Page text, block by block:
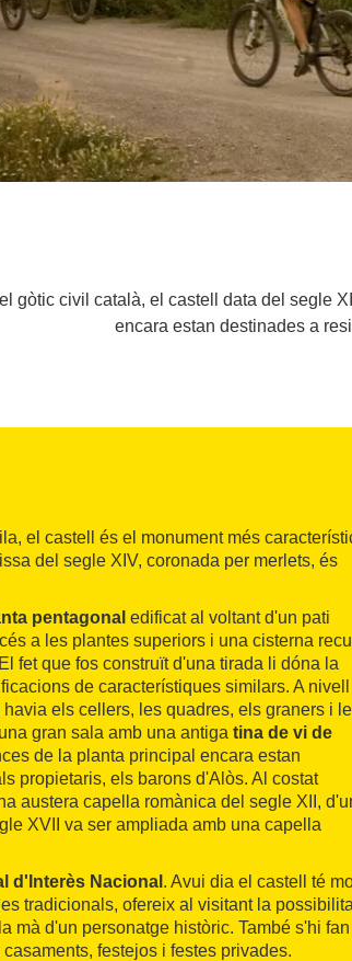
gòtic civil català, el castell data del segle
encara estan destinades a
el castell és el monument més
del segle XIV, coronada per merlets, és
pentagonal edificat al voltant d'un pati
a les plantes superiors i una cisterna recull
fet que fos construït d'una tirada li dóna la
de característiques similars. A nivell
els cellers, les quadres, els graners i
gran sala amb una antiga tina de vi de
de la planta principal encara estan
propietaris, els barons d'Alòs. Al costat
austera capella romànica del segle XII,
XVII va ser ampliada amb una capella
d'Interès Nacional . Avui dia el castell té
tradicionals, ofereix al visitant la
mà d'un personatge històric. També s'hi fan
festejos i festes privades.